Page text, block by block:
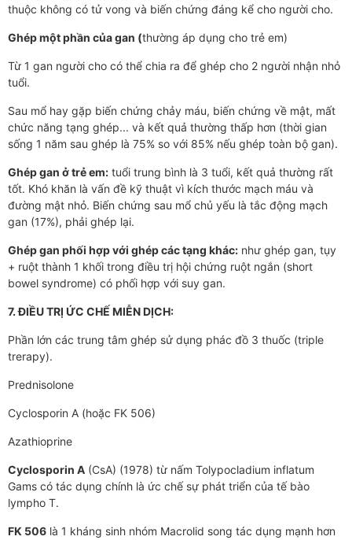
thuộc không có tử vong và biến chứng đáng kể cho người cho.
Ghép một phần của gan (thường áp dụng cho trẻ em)
Từ 1 gan người cho có thể chia ra để ghép cho 2 người nhận nhỏ
tuổi.
Sau mổ hay gặp biến chứng chảy máu, biến chứng về mật, mất
chức năng tạng ghép... và kết quả thường thấp hơn (thời gian
sống 1 năm sau ghép là 75% so với 85% nếu ghép toàn bộ gan).
Ghép gan ở trẻ em: tuổi trung bình là 3 tuổi, kết quả thường rất
tốt. Khó khăn là vấn đề kỹ thuật vì kích thước mạch máu và
đường mật nhỏ. Biến chứng sau mổ chủ yếu là tắc động mạch
gan (17%), phải ghép lại.
Ghép gan phối hợp với ghép các tạng khác: như ghép gan, tụy
+ ruột thành 1 khối trong điều trị hội chứng ruột ngắn (short
bowel syndrome) có phối hợp với suy gan.
7. ĐIỀU TRỊ ỨC CHẾ MIỄN DỊCH:
Phần lớn các trung tâm ghép sử dụng phác đồ 3 thuốc (triple
trerapy).
Prednisolone
Cyclosporin A (hoặc FK 506)
Azathioprine
Cyclosporin A (CsA) (1978) từ nấm Tolypocladium inflatum
Gams có tác dụng chính là ức chế sự phát triển của tế bào
lympho T.
FK 506 là 1 kháng sinh nhóm Macrolid song tác dụng mạnh hơn